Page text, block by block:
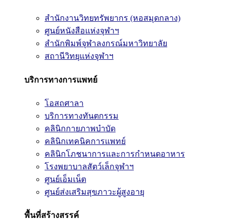
สำนักงานวิทยทรัพยากร (หอสมุดกลาง)
ศูนย์หนังสือแห่งจุฬาฯ
สำนักพิมพ์จุฬาลงกรณ์มหาวิทยาลัย
สถานีวิทยุแห่งจุฬาฯ
บริการทางการแพทย์
โอสถศาลา
บริการทางทันตกรรม
คลินิกกายภาพบำบัด
คลินิกเทคนิคการแพทย์
คลินิกโภชนาการและการกำหนดอาหาร
โรงพยาบาลสัตว์เล็กจุฬาฯ
ศูนย์เอ็มเน็ต
ศูนย์ส่งเสริมสุขภาวะผู้สูงอายุ
พื้นที่สร้างสรรค์